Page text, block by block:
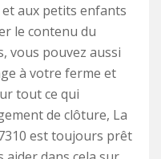
et aux petits enfants
le contenu du
vous pouvez aussi
à votre ferme et
tout ce qui
de clôture, La
est toujours prêt